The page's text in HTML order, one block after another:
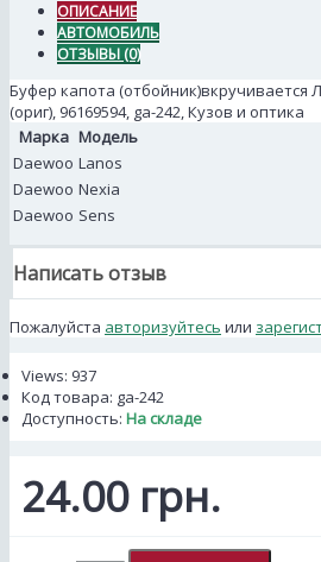
ОПИСАНИЕ
АВТОМОБИЛЬ
ОТЗЫВЫ (0)
Буфер капота (отбойник)вкручивается
(ориг), 96169594, ga-242, Кузов и оптика
Марка Модель
Daewoo Lanos
Daewoo Nexia
Daewoo Sens
Написать отзыв
Пожалуйста авторизуйтесь или
Views: 937
Код товара: ga-242
Доступность: На складе
24.00 грн.